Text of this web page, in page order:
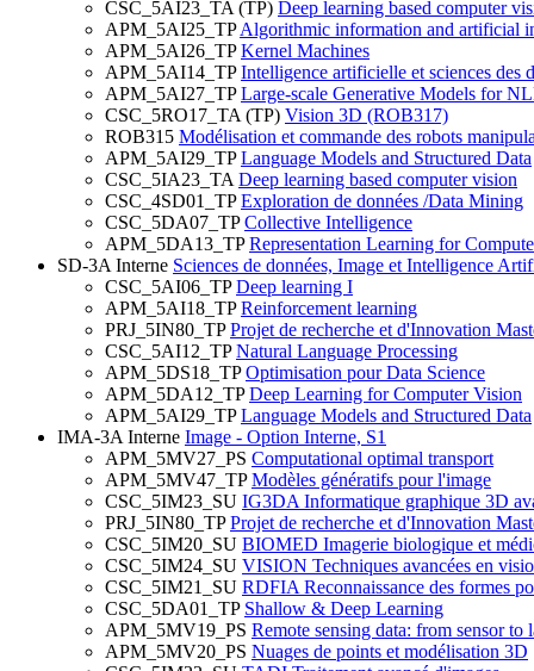
CSC_5AI23_TA (TP) Deep learning based computer
APM_5AI25_TP Algorithmic information and artificial
APM_5AI26_TP Kernel Machines
APM_5AI14_TP Intelligence artificielle et sciences des
APM_5AI27_TP Large-scale Generative Models for
CSC_5RO17_TA (TP) Vision 3D (ROB317)
ROB315 Modélisation et commande des robots
APM_5AI29_TP Language Models and Structured Data
CSC_5IA23_TA Deep learning based computer vision
CSC_4SD01_TP Exploration de données /Data Mining
CSC_5DA07_TP Collective Intelligence
APM_5DA13_TP Representation Learning for
SD-3A Interne Sciences de données, Image et Intelligence
CSC_5AI06_TP Deep learning I
APM_5AI18_TP Reinforcement learning
PRJ_5IN80_TP Projet de recherche et d'Innovation
CSC_5AI12_TP Natural Language Processing
APM_5DS18_TP Optimisation pour Data Science
APM_5DA12_TP Deep Learning for Computer Vision
APM_5AI29_TP Language Models and Structured Data
IMA-3A Interne Image - Option Interne, S1
APM_5MV27_PS Computational optimal transport
APM_5MV47_TP Modèles génératifs pour l'image
CSC_5IM23_SU IG3DA Informatique graphique 3D
PRJ_5IN80_TP Projet de recherche et d'Innovation
CSC_5IM20_SU BIOMED Imagerie biologique et
CSC_5IM24_SU VISION Techniques avancées en
CSC_5IM21_SU RDFIA Reconnaissance des formes
CSC_5DA01_TP Shallow & Deep Learning
APM_5MV19_PS Remote sensing data: from sensor to
APM_5MV20_PS Nuages de points et modélisation 3D